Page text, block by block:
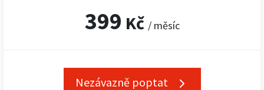
399 Kč / měsíc
Nezávazně poptat